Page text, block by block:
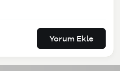
Yorum Ekle